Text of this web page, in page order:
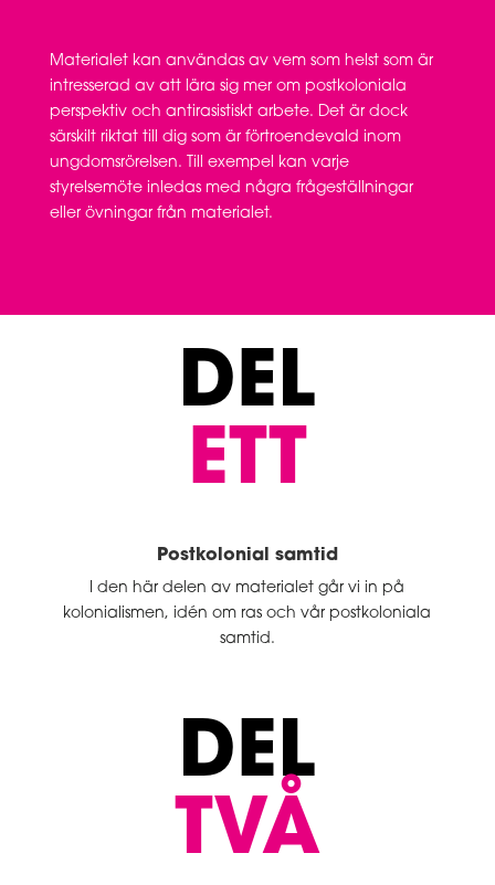
Materialet kan användas av vem som helst som är
intresserad av att lära sig mer om postkoloniala
perspektiv och antirasistiskt arbete. Det är dock
särskilt riktat till dig som är förtroendevald inom
ungdomsrörelsen. Till exempel kan varje
styrelsemöte inledas med några frågeställningar
eller övningar från materialet.
DEL
ETT
Postkolonial samtid
I den här delen av materialet går vi in på
kolonialismen, idén om ras och vår postkoloniala
samtid.
DEL
TVÅ